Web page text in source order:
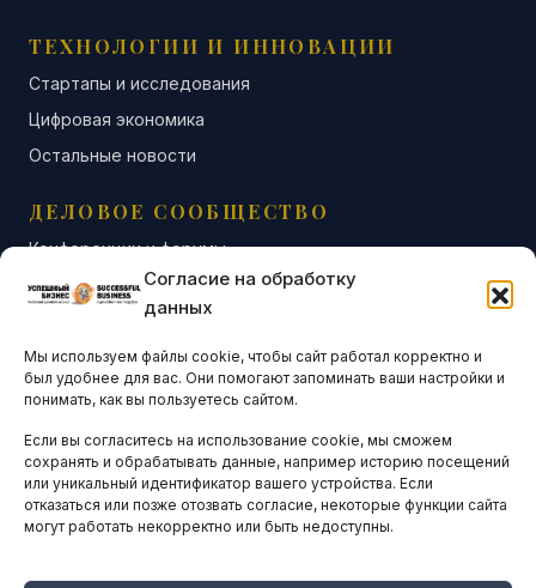
Согласие на обработку
данных
Мы используем файлы cookie, чтобы сайт работал корректно и
был удобнее для вас. Они помогают запоминать ваши настройки и
понимать, как вы пользуетесь сайтом.
Если вы согласитесь на использование cookie, мы сможем
сохранять и обрабатывать данные, например историю посещений
или уникальный идентификатор вашего устройства. Если
отказаться или позже отозвать согласие, некоторые функции сайта
могут работать некорректно или быть недоступны.
ТЕХНОЛОГИИ И ИННОВАЦИИ
Стартапы и исследования
Цифровая экономика
Остальные новости
ДЕЛОВОЕ СООБЩЕСТВО
Конференции и форумы
Бизнес-клубы и ассоциации
Остальные новости
АНАЛИТИКА И СТАТИСТИКА
ARTICLES IN ENGLISH
НАВИГАЦИЯ